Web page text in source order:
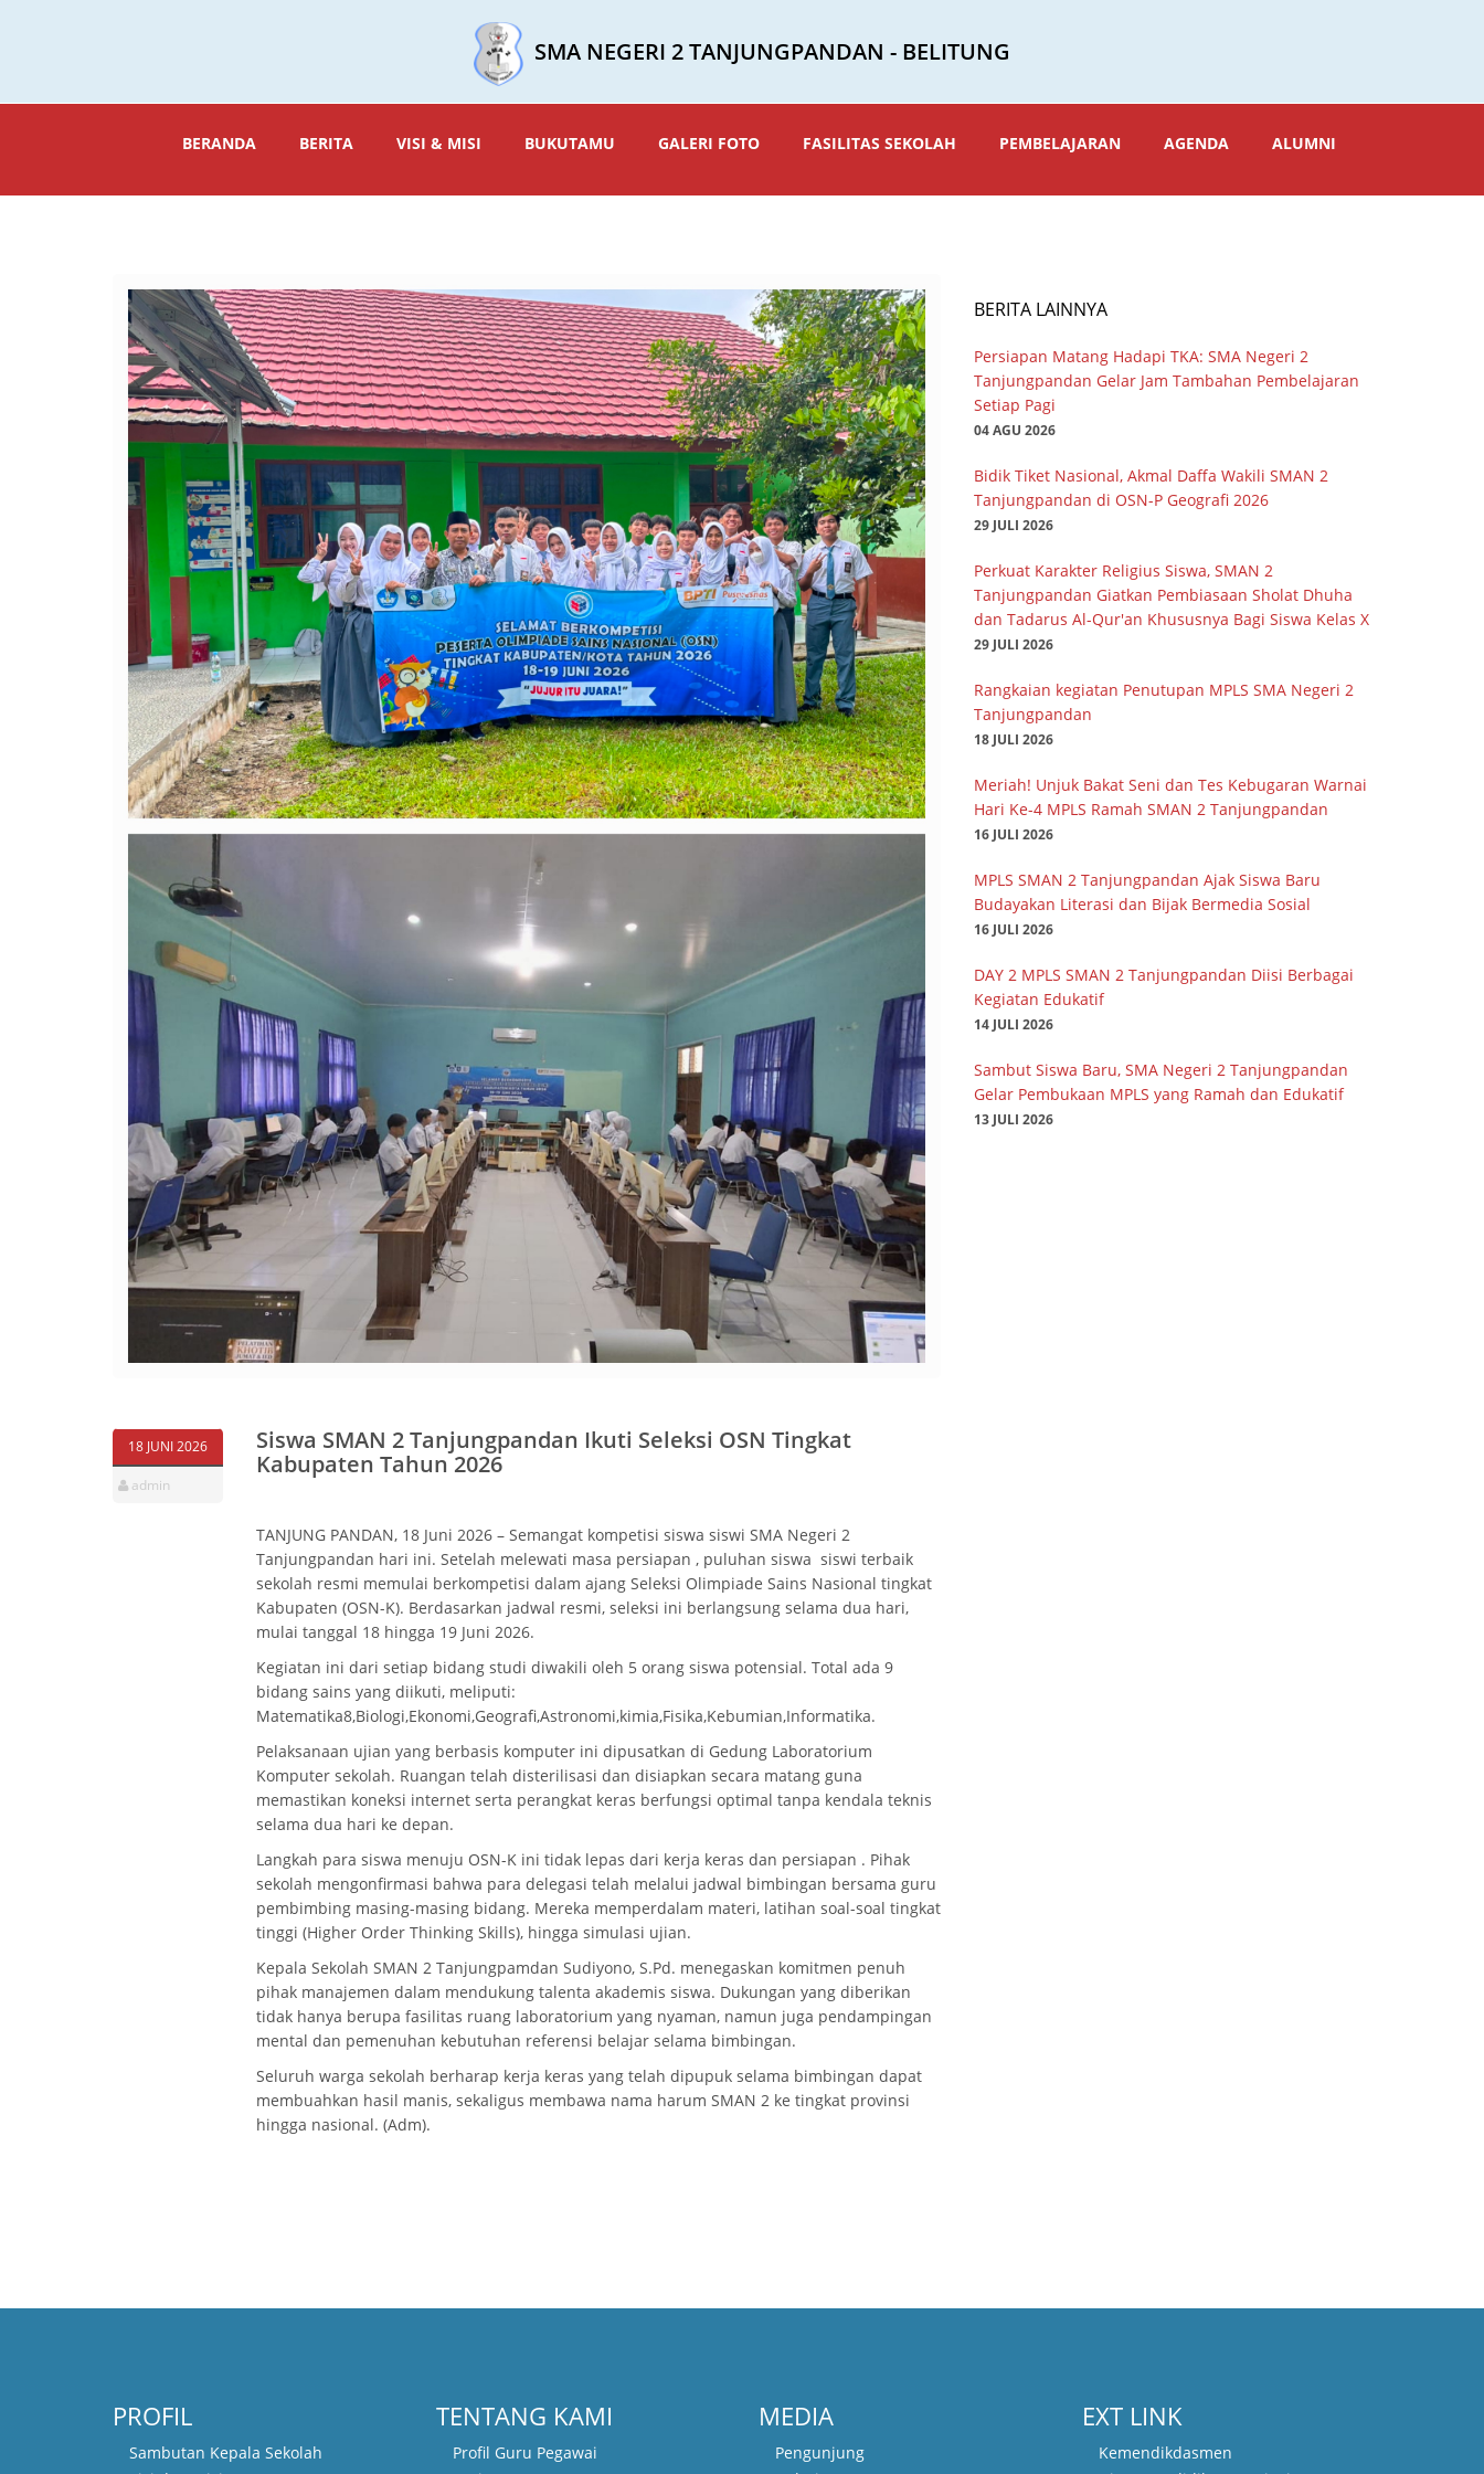
SMA NEGERI 2 TANJUNGPANDAN - BELITUNG
BERANDA BERITA VISI & MISI BUKUTAMU GALERI FOTO FASILITAS SEKOLAH PEMBELAJARAN AGENDA ALUMNI
18 JUNI 2026
admin
Siswa SMAN 2 Tanjungpandan Ikuti Seleksi OSN Tingkat
Kabupaten Tahun 2026
TANJUNG PANDAN, 18 Juni 2026 – Semangat kompetisi siswa siswi SMA Negeri 2
Tanjungpandan hari ini. Setelah melewati masa persiapan , puluhan siswa siswi terbaik
sekolah resmi memulai berkompetisi dalam ajang Seleksi Olimpiade Sains Nasional tingkat
Kabupaten (OSN-K). Berdasarkan jadwal resmi, seleksi ini berlangsung selama dua hari,
mulai tanggal 18 hingga 19 Juni 2026.
Kegiatan ini dari setiap bidang studi diwakili oleh 5 orang siswa potensial. Total ada 9
bidang sains yang diikuti, meliputi:
Matematika8,Biologi,Ekonomi,Geografi,Astronomi,kimia,Fisika,Kebumian,Informatika.
Pelaksanaan ujian yang berbasis komputer ini dipusatkan di Gedung Laboratorium
Komputer sekolah. Ruangan telah disterilisasi dan disiapkan secara matang guna
memastikan koneksi internet serta perangkat keras berfungsi optimal tanpa kendala teknis
selama dua hari ke depan.
Langkah para siswa menuju OSN-K ini tidak lepas dari kerja keras dan persiapan . Pihak
sekolah mengonfirmasi bahwa para delegasi telah melalui jadwal bimbingan bersama guru
pembimbing masing-masing bidang. Mereka memperdalam materi, latihan soal-soal tingkat
tinggi (Higher Order Thinking Skills), hingga simulasi ujian.
Kepala Sekolah SMAN 2 Tanjungpamdan Sudiyono, S.Pd. menegaskan komitmen penuh
pihak manajemen dalam mendukung talenta akademis siswa. Dukungan yang diberikan
tidak hanya berupa fasilitas ruang laboratorium yang nyaman, namun juga pendampingan
mental dan pemenuhan kebutuhan referensi belajar selama bimbingan.
Seluruh warga sekolah berharap kerja keras yang telah dipupuk selama bimbingan dapat
membuahkan hasil manis, sekaligus membawa nama harum SMAN 2 ke tingkat provinsi
hingga nasional. (Adm).
BERITA LAINNYA
Persiapan Matang Hadapi TKA: SMA Negeri 2
Tanjungpandan Gelar Jam Tambahan Pembelajaran
Setiap Pagi
04 AGU 2026
Bidik Tiket Nasional, Akmal Daffa Wakili SMAN 2
Tanjungpandan di OSN-P Geografi 2026
29 JULI 2026
Perkuat Karakter Religius Siswa, SMAN 2
Tanjungpandan Giatkan Pembiasaan Sholat Dhuha
dan Tadarus Al-Qur'an Khususnya Bagi Siswa Kelas X
29 JULI 2026
Rangkaian kegiatan Penutupan MPLS SMA Negeri 2
Tanjungpandan
18 JULI 2026
Meriah! Unjuk Bakat Seni dan Tes Kebugaran Warnai
Hari Ke-4 MPLS Ramah SMAN 2 Tanjungpandan
16 JULI 2026
MPLS SMAN 2 Tanjungpandan Ajak Siswa Baru
Budayakan Literasi dan Bijak Bermedia Sosial
16 JULI 2026
DAY 2 MPLS SMAN 2 Tanjungpandan Diisi Berbagai
Kegiatan Edukatif
14 JULI 2026
Sambut Siswa Baru, SMA Negeri 2 Tanjungpandan
Gelar Pembukaan MPLS yang Ramah dan Edukatif
13 JULI 2026
PROFIL
Sambutan Kepala Sekolah
TENTANG KAMI
Profil Guru Pegawai
MEDIA
Pengunjung
EXT LINK
Kemendikdasmen